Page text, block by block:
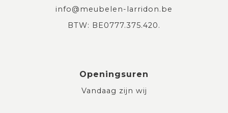
info@meubelen-larridon.be
BTW: BE0777.375.420.
Openingsuren
Vandaag zijn wij